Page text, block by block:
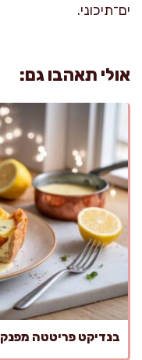
ים־תיכוני.
אולי תאהבו גם:
בנדיקט פריטטה